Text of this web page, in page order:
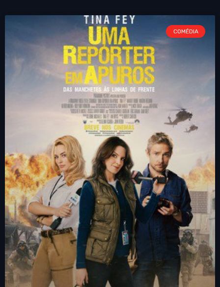
COMÉDIA